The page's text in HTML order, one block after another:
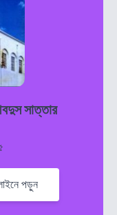
সাত্তার
পড়ুন